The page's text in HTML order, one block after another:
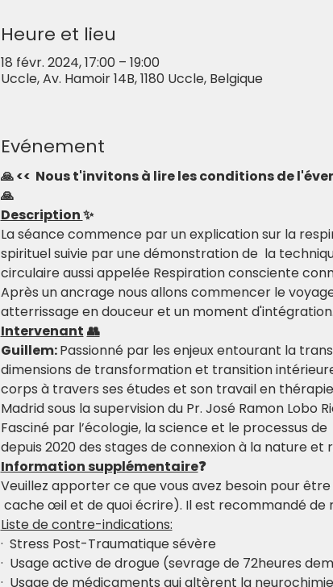
Heure et lieu
18 févr. 2024, 17:00 – 19:00
Uccle, Av. Hamoir 14B, 1180 Uccle, Belgique
Evénement
🙏 <<  Nous t'invitons à lire les conditions de
🙏
Description ✨
La séance commence par un explication sur la
spirituel suivie par une démonstration de  la
circulaire aussi appelée Respiration consciente
Après un ancrage nous allons commencer le
atterrissage en douceur et un moment d'intégration.
Intervenant 👥
Guillem: Passionné par les enjeux entourant la
dimensions de transformation et transition
corps à travers ses études et son travail en
Madrid sous la supervision du Pr. José Ramon Lobo
Fasciné par l’écologie, la science et le processus
depuis 2020 des stages de connexion à la nature et
Information supplémentaire❓
Veuillez apporter ce que vous avez besoin pour
cache œil et de quoi écrire). Il est recommandé de
Liste de contre-indications:
·  Stress Post-Traumatique sévère
·  Usage active de drogue (sevrage de 72heures
·  Usage de médicaments qui altèrent la